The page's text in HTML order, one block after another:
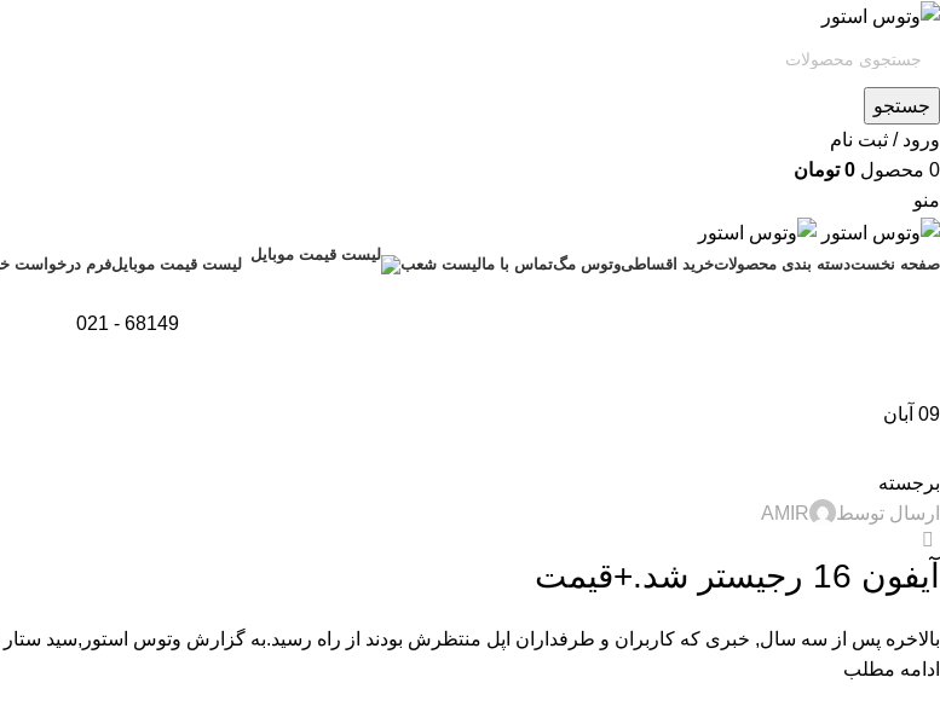
جستجو
ورود / ثبت نام
0 محصول 0 تومان
منو
صفحه نخستدسته بندی محصولاتخرید اقساطیوتوس مگتماس با مالیست شعب لیست قیمت موبایلفرم درخواست
68149 - 021
09 آبان
برجسته
ارسال توسط
AMIR
آیفون 16 رجیستر شد.+قیمت
بالاخره پس از سه سال, خبری که کاربران و طرفداران اپل منتظرش بودند از راه رسید.به گزارش وتوس استور,سید ستار
ادامه مطلب